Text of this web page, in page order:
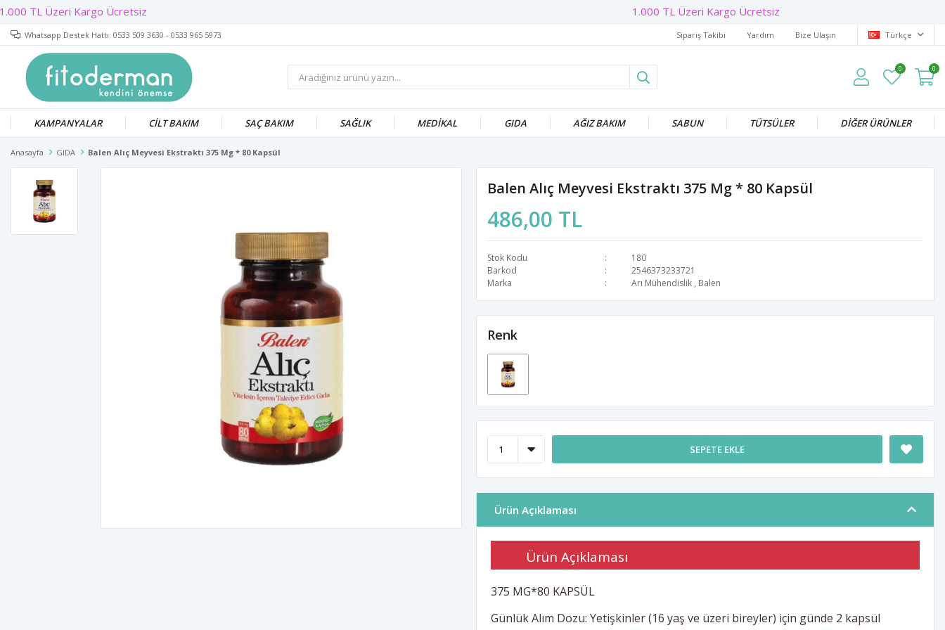
1.000 TL Üzeri Kargo Ücretsiz
Whatsapp Destek Hattı: 0533 509 3630 - 0533 965 5973 Sipariş Takibi Yardım Bize Ulaşın Türkçe
0 0
KAMPANYALAR CİLT BAKIM SAÇ BAKIM SAĞLIK MEDİKAL GIDA AĞIZ BAKIM SABUN TÜTSÜLER DİĞER ÜRÜNLER
Anasayfa GIDA Balen Alıç Meyvesi Ekstraktı 375 Mg * 80 Kapsül
Balen Alıç Meyvesi Ekstraktı 375 Mg * 80 Kapsül
486,00 TL
Stok Kodu
180
Barkod
2546373233721
Marka
Arı Mühendislik , Balen
Renk
SEPETE EKLE
Ürün Açıklaması
Ürün Açıklaması
375 MG*80 KAPSÜL
Günlük Alım Dozu: Yetişkinler (16 yaş ve üzeri bireyler) için günde 2 kapsül